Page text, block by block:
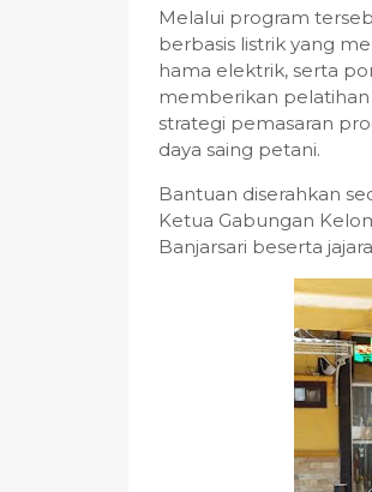
Melalui program
berbasis listrik yang
hama elektrik, serta
memberikan
strategi pemasaran
daya saing petani.
Bantuan diserahkan
Ketua Gabungan
Banjarsari beserta